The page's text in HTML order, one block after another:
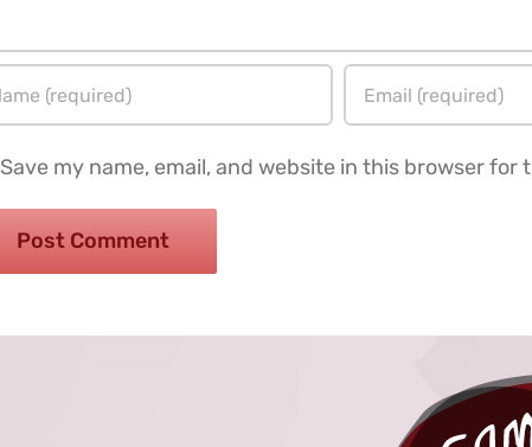
Save my name, email, and website in this browser